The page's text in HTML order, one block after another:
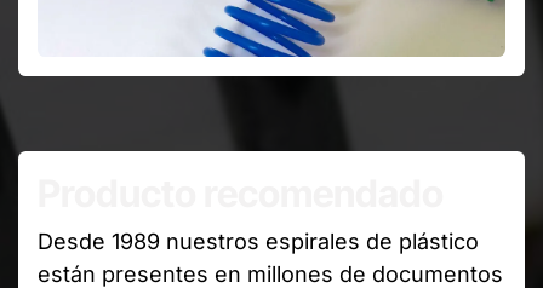
Desde 1989 nuestros espirales de plástico
están presentes en millones de documentos